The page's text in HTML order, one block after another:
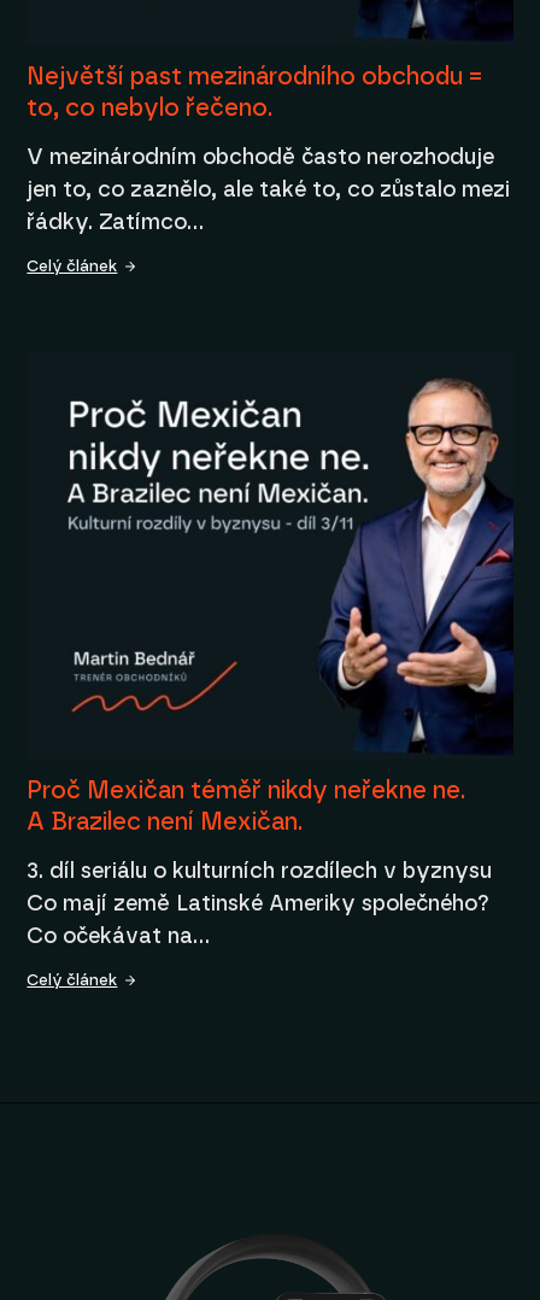
Největší past mezinárodního obchodu =
to, co nebylo řečeno.
V mezinárodním obchodě často nerozhoduje
jen to, co zaznělo, ale také to, co zůstalo mezi
řádky. Zatímco…
Celý článek
Proč Mexičan téměř nikdy neřekne ne.
A Brazilec není Mexičan.
3. díl seriálu o kulturních rozdílech v byznysu
Co mají země Latinské Ameriky společného?
Co očekávat na…
Celý článek